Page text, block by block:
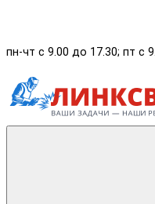
пн-чт с 9.00 до 17.30; пт с